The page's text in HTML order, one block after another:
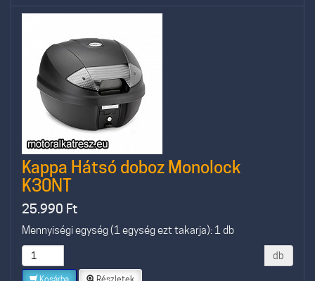
Kappa Hátsó doboz Monolock
K30NT
25.990 Ft
Mennyiségi egység (1 egység ezt takarja): 1 db
db